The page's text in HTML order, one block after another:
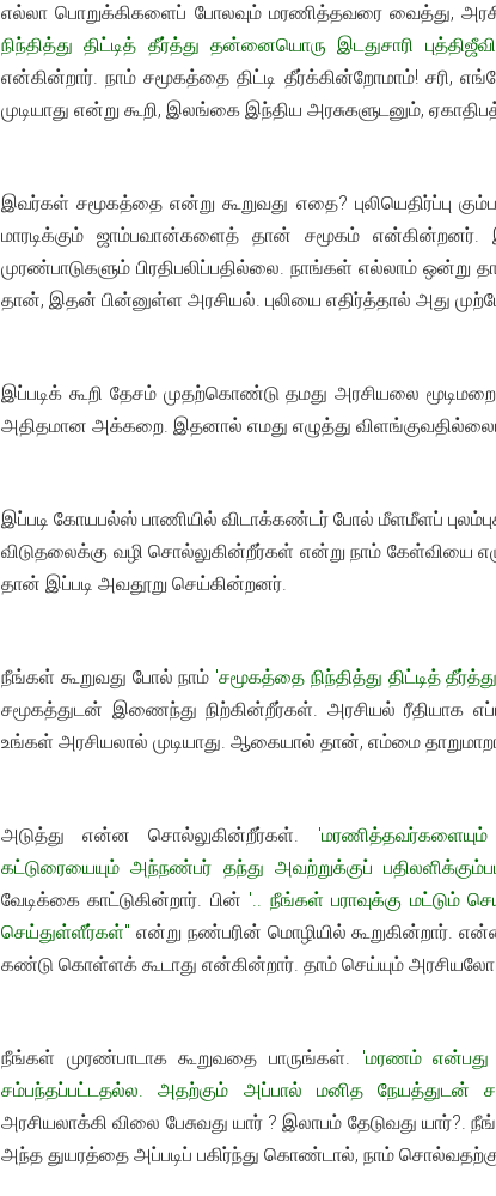
எல்லா பொறுக்கிகளைப் போலவும் மரணித்தவரை வைத்து,
நிந்தித்து திட்டித் தீர்த்து தன்னையொரு இடதுசாரி
என்கின்றார். நாம் சமூகத்தை திட்டி தீர்க்கின்றோமாம்! சரி,
முடியாது என்று கூறி, இலங்கை இந்திய அரசுகளுடனும்,
இவர்கள் சமூகத்தை என்று கூறுவது எதை? புலியெதிர்ப்பு
மாரடிக்கும் ஜாம்பவான்களைத் தான் சமூகம் என்கின்றனர்.
முரண்பாடுகளும் பிரதிபலிப்பதில்லை. நாங்கள் எல்லாம் ஒன்று
தான், இதன் பின்னுள்ள அரசியல். புலியை எதிர்த்தால் அது
இப்படிக் கூறி தேசம் முதற்கொண்டு தமது அரசியலை
அதிதமான அக்கறை. இதனால் எமது எழுத்து
இப்படி கோயபல்ஸ் பாணியில் விடாக்கண்டர் போல் மீளமீளப்
விடுதலைக்கு வழி சொல்லுகின்றீர்கள் என்று நாம் கேள்வியை
தான் இப்படி அவதூறு செய்கின்றனர்.
நீங்கள் கூறுவது போல் நாம் 'சமூகத்தை நிந்தித்து திட்டித்
சமூகத்துடன் இணைந்து நிற்கின்றீர்கள். அரசியல் ரீதியாக
உங்கள் அரசியலால் முடியாது. ஆகையால் தான், எம்மை
அடுத்து என்ன சொல்லுகின்றீர்கள்.
கட்டுரையையும் அந்நண்பர் தந்து அவற்றுக்குப்
வேடிக்கை காட்டுகின்றார். பின் '.. நீங்கள் பராவுக்கு மட்டும்
செய்துள்ளீர்கள்" என்று நண்பரின் மொழியில்
கண்டு கொள்ளக் கூடாது என்கின்றார். தாம் செய்யும் அரசியலோ
நீங்கள் முரண்பாடாக கூறுவதை பாருங்கள். 'மரணம் என்பது
சம்பந்தப்பட்டதல்ல. அதற்கும் அப்பால் மனித நேயத்துடன்
அரசியலாக்கி விலை பேசுவது யார் ? இலாபம் தேடுவது
அந்த துயரத்தை அப்படிப் பகிர்ந்து கொண்டால், நாம்